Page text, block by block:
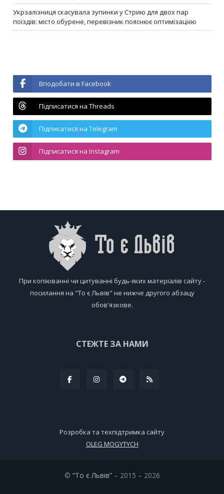
Укрзалізниця скасувала зупинки у Стрию для двох пар
поїздів: місто обурене, перевізник пояснює оптимізацією
Вподобати в Facebook
Підписатися на Threads
Підписатися на Telegram
Підписатися на Instagram
При копіюванні чи цитуванні будь-яких матеріалів сайту -
посилання на "То є Львів" не нижче другого абзацу
обов'язкове.
СТЕЖТЕ ЗА НАМИ
Розробка та техпідтримка сайту
OLEG MOGYTYCH
© “То є Львів”– 2015 – 2026